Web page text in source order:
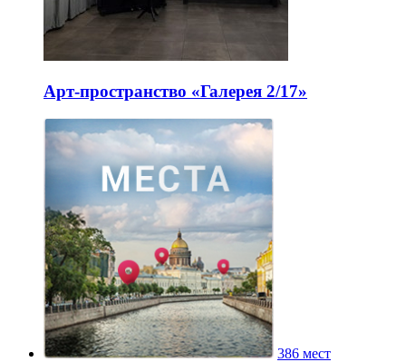
Арт-пространство «Галерея 2/17»
386 мест